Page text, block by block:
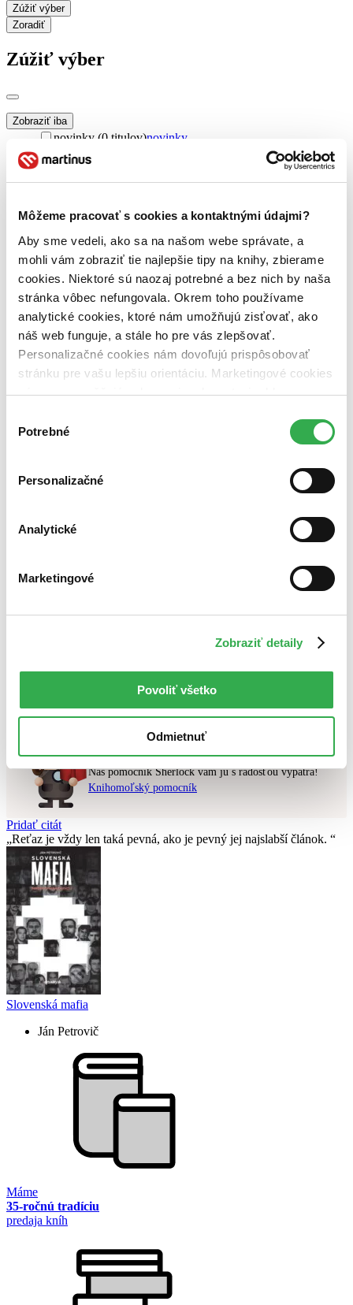
Môžeme pracovať s cookies a kontaktnými údajmi?
Aby sme vedeli, ako sa na našom webe správate, a
mohli vám zobraziť tie najlepšie tipy na knihy, zbierame
cookies. Niektoré sú naozaj potrebné a bez nich by naša
stránka vôbec nefungovala. Okrem toho používame
analytické cookies, ktoré nám umožňujú zisťovať, ako
náš web funguje, a stále ho pre vás zlepšovať.
Personalizačné cookies nám dovoľujú prispôsobovať
stránku pre vašu lepšiu orientáciu. Marketingové cookies
nám zas umožňujú zobrazenie relevantnej reklamy.
nám pomohlo, keby sme mohli používať všetky tieto
súhlasu
Potrebné
Personalizačné
Analytické
Marketingové
Zobraziť detaily
Povoliť všetko
Odmietnuť
Zúžiť výber
Zoradiť
Zúžiť výber
Zobraziť iba
novinky (0 titulov)novinky
zľavnené tituly (0 titulov)
Dostupnosť
predpredaj (0 titulov)predpredaj
dostupná (bez vypredaných) (0 titulov)dostupná (bez
vypredaných)
nová (0 titulov)nová
čítaná (0 titulov)čítaná
čítaná - výborný stav (0 titulov)čítaná - výborný stav
čítaná - mierne opotrebovaná (0 titulov)čítaná - mierne
opotrebovaná
čítané verzie vypredaných kníh (0 titulov) čítané verzie
vypredaných kníh
Bestsellery
Najdrahšie
Najlacnejšie
v zľave
vyhovujúci zadaným podmienkam.
Chcete poradiť knihu?
Náš pomocník Sherlock vám ju s radosťou vypátra!
Knihomoľský pomocník
Pridať citát
Reťaz je vždy len taká pevná, ako je pevný jej najslabší­ článok.
Slovenská mafia
Ján Petrovič
Máme
35-ročnú tradíciu
predaja kníh